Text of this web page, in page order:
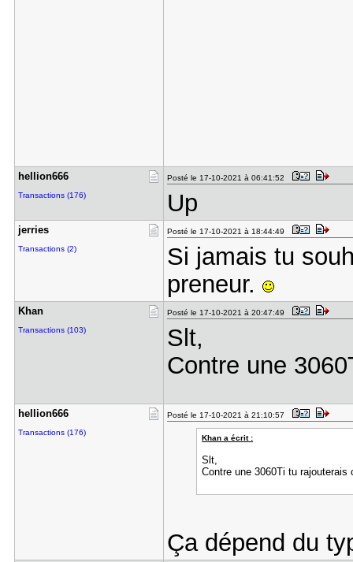
hellion666
Transactions (176)
Posté le 17-10-2021 à 06:41:52
Up
jerries
Transactions (2)
Posté le 17-10-2021 à 18:44:49
Si jamais tu
preneur.
Khan
Transactions (103)
Posté le 17-10-2021 à 20:47:49
Slt,
Contre une
hellion666
Transactions (176)
Posté le 17-10-2021 à 21:10:57
Khan a écrit :
Slt,
Contre une 3060Ti tu rajouterais
Ça dépend du